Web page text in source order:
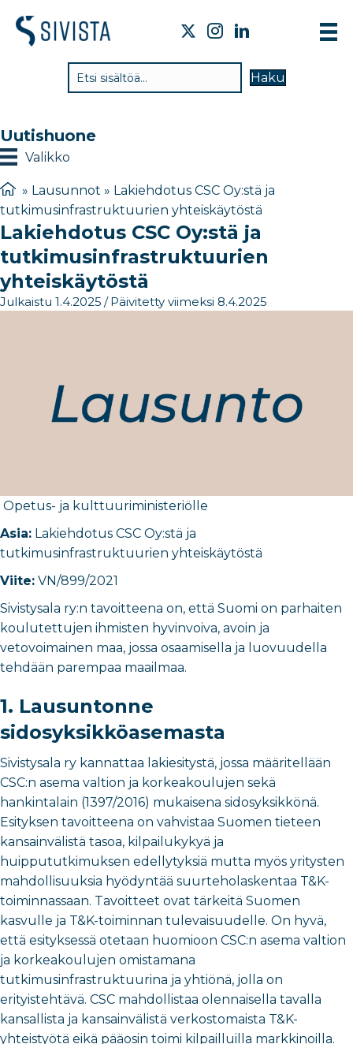
Haku
Uutishuone
Valikko
» Lausunnot » Lakiehdotus CSC Oy:stä ja
tutkimusinfrastruktuurien yhteiskäytöstä​
Lakiehdotus CSC Oy:stä ja
tutkimusinfrastruktuurien
yhteiskäytöstä​
Julkaistu 1.4.2025 / Päivitetty viimeksi 8.4.2025
Opetus- ja kulttuuriministeriö ​lle
Asia: Lakiehdotus CSC Oy:stä ja
tutkimusinfrastruktuurien yhteiskäytöstä
Viite: VN/899/2021
Sivistysala ry:n tavoitteena on, että Suomi on parhaiten
koulutettujen ihmisten hyvinvoiva, avoin ja
vetovoimainen maa, jossa osaamisella ja luovuudella
tehdään parempaa maailmaa.
1. Lausuntonne
sidosyksikköasemasta
Sivistysala ry kannattaa lakiesitystä, jossa määritellään
CSC:n asema valtion ja korkeakoulujen sekä
hankintalain (1397/2016) mukaisena sidosyksikkönä.
Esityksen tavoitteena on vahvistaa Suomen tieteen
kansainvälistä tasoa, kilpailukykyä ja
huippututkimuksen edellytyksiä mutta myös yritysten
mahdollisuuksia hyödyntää suurteholaskentaa T&K-
toiminnassaan. Tavoitteet ovat tärkeitä Suomen
kasvulle ja T&K-toiminnan tulevaisuudelle. On hyvä,
että esityksessä otetaan huomioon CSC:n asema valtion
ja korkeakoulujen omistamana
tutkimusinfrastruktuurina ja yhtiönä, jolla on
erityistehtävä. CSC mahdollistaa olennaisella tavalla
kansallista ja kansainvälistä verkostomaista T&K-
yhteistyötä eikä pääosin toimi kilpailluilla markkinoilla.